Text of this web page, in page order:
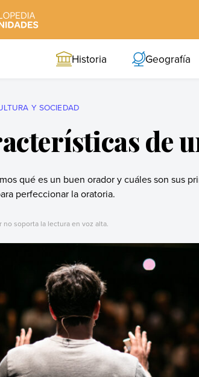
Historia Geografía
Y SOCIEDAD
de
qué es un buen orador y cuáles son sus
perfeccionar la oratoria.
no soporta la lectura en voz alta.